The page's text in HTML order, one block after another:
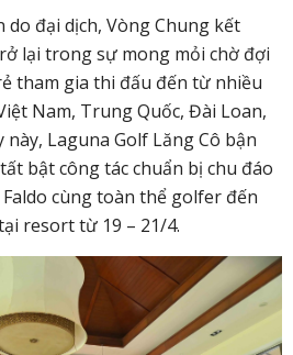
đại dịch, Vòng Chung kết
lại trong sự mong mỏi chờ đợi
tham gia thi đấu đến từ nhiều
Nam, Trung Quốc, Đài Loan,
Laguna Golf Lăng Cô bận
bật công tác chuẩn bị chu đáo
cùng toàn thể golfer đến
resort từ 19 – 21/4.